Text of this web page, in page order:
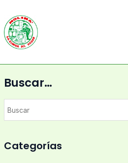
contenido
Buscar…
Categorías